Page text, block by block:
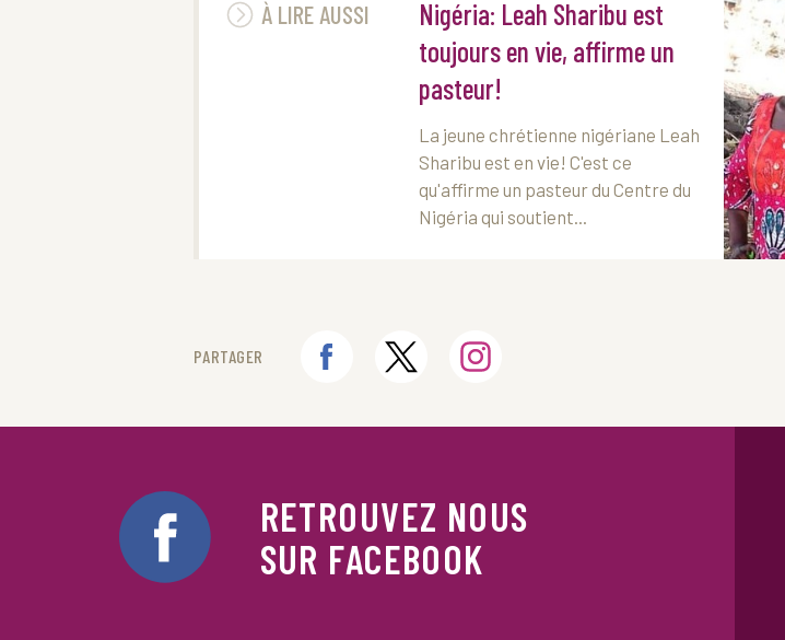
À LIRE AUSSI
Nigéria: Leah Sharibu est
toujours en vie, affirme un
pasteur!
La jeune chrétienne nigériane Leah
Sharibu est en vie! C'est ce
qu'affirme un pasteur du Centre du
Nigéria qui soutient...
PARTAGER
RETROUVEZ NOUS
SUR FACEBOOK